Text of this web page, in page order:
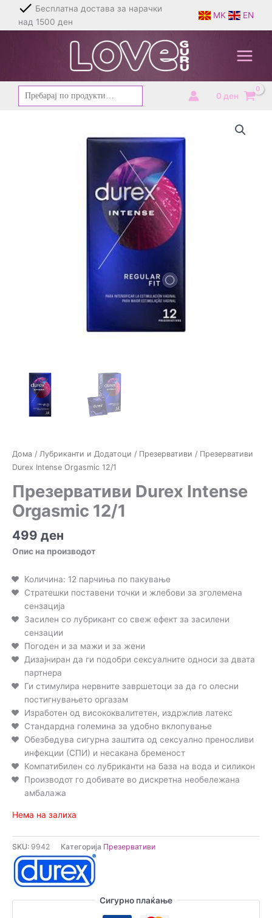
content
Бесплатна достава за нарачки
над 1500 ден
MK EN
Барај
за:
0 ден
Дома / Лубриканти и Додатоци / Презервативи / Презервативи
Durex Intense Orgasmic 12/1
Презервативи Durex Intense
Orgasmic 12/1
499 ден
Опис на производот
Количина: 12 парчиња по пакување
Стратешки поставени точки и жлебови за зголемена
сензација
Засилен со лубрикант со свеж ефект за засилени
сензации
Погоден и за мажи и за жени
Дизајниран да ги подобри сексуалните односи за двата
партнера
Ги стимулира нервните завршетоци за да го олесни
постигнувањето оргазам
Изработен од висококвалитетен, издржлив латекс
Стандардна големина за удобно вклопување
Обезбедува сигурна заштита од сексуално преносливи
инфекции (СПИ) и несакана бременост
Компатибилен со лубриканти на база на вода и силикон
Производот го добивате во дискретна необележана
амбалажа
Нема на залиха
SKU: 9942 Категорија Презервативи
Сигурно плаќање